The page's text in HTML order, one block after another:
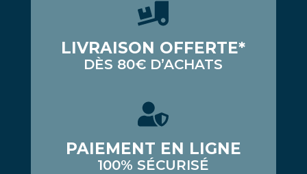
LIVRAISON OFFERTE*
DÈS 80€ D’ACHATS
PAIEMENT EN LIGNE
100% SÉCURISÉ